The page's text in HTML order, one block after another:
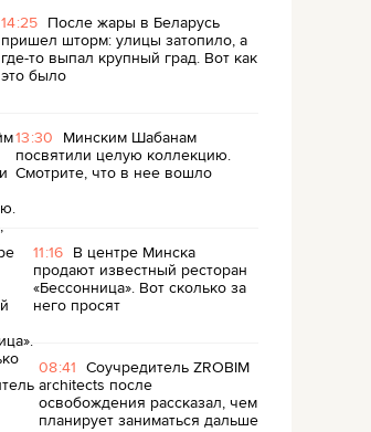
14:25 После жары в Беларусь
пришел шторм: улицы затопило, а
где-то выпал крупный град. Вот как
это было
13:30 Минским Шабанам
посвятили целую коллекцию.
Смотрите, что в нее вошло
11:16 В центре Минска
продают известный ресторан
«Бессонница». Вот сколько за
него просят
08:41 Соучредитель ZROBIM
architects после
освобождения рассказал, чем
планирует заниматься дальше